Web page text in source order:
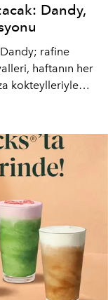
Dandy,
Dandy; rafine
haftanın her
kokteylleriyle
lezzetleri, iyi
tek bir çatı